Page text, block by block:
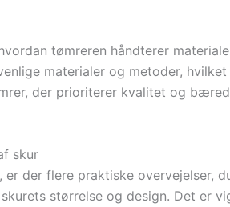
tømreren håndterer
materialer og metoder,
der prioriterer kvalitet og
skur
der flere praktiske overvejelser,
størrelse og design. Det er